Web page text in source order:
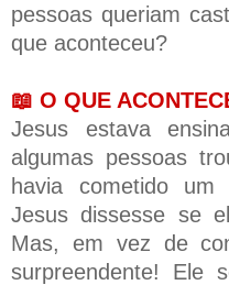
pessoas queriam
que aconteceu?
📖 O QUE
Jesus estava
algumas pessoas
havia cometido
Jesus dissesse se
Mas, em vez de
surpreendente! Ele